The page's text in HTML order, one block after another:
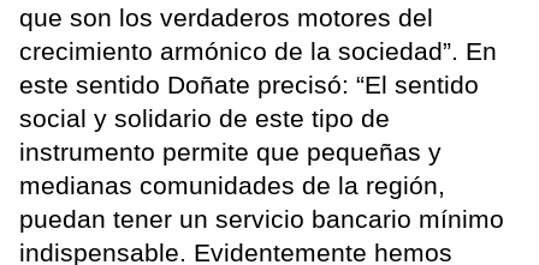
que son los verdaderos motores del
crecimiento armónico de la sociedad”. En
este sentido Doñate precisó: “El sentido
social y solidario de este tipo de
instrumento permite que pequeñas y
medianas comunidades de la región,
puedan tener un servicio bancario mínimo
indispensable. Evidentemente hemos